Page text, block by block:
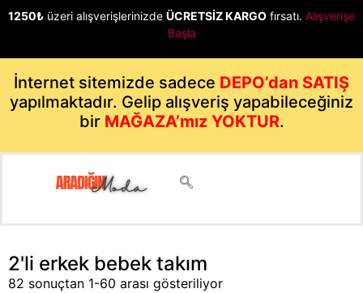
1250₺ üzeri alışverişlerinizde ÜCRETSİZ KARGO fırsatı. Alışverişe
Başla
İnternet sitemizde sadece DEPO’dan SATIŞ
yapılmaktadır. Gelip alışveriş yapabileceğiniz
bir MAĞAZA’mız YOKTUR.
2'li erkek bebek takım
82 sonuçtan 1-60 arası gösteriliyor